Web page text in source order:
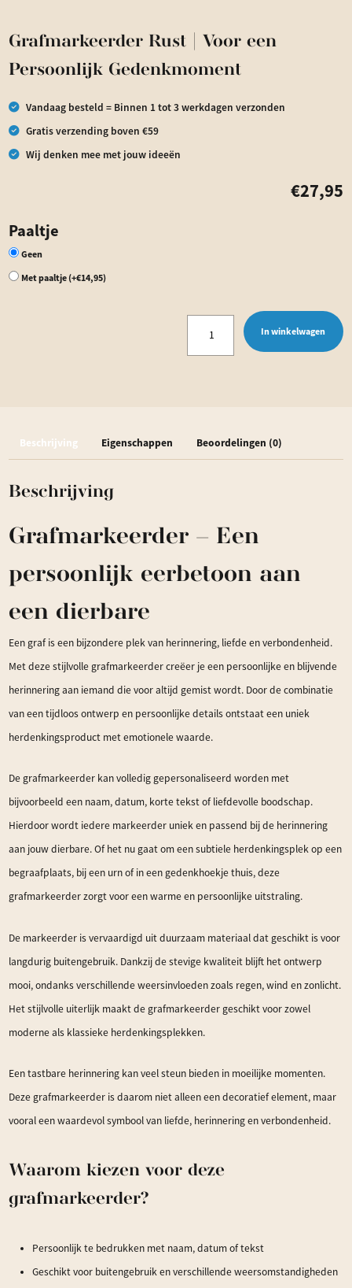
€27,95
Grafmarkeerder Rust | Voor een
Persoonlijk Gedenkmoment
Paaltje
Geen
Met paaltje(+€14,95)
Grafmarkeerder
Persoonlijk
aantal
In winkelwagen
Vandaag besteld = Binnen 1 tot 3 werkdagen verzonden
Gratis verzending boven €59
Wij denken mee met jouw ideeën
Beschrijving Eigenschappen Beoordelingen (0)
Beschrijving
Grafmarkeerder – Een
persoonlijk eerbetoon aan
een dierbare
Een graf is een bijzondere plek van herinnering, liefde en verbondenheid.
Met deze stijlvolle grafmarkeerder creëer je een persoonlijke en blijvende
herinnering aan iemand die voor altijd gemist wordt. Door de combinatie
van een tijdloos ontwerp en persoonlijke details ontstaat een uniek
herdenkingsproduct met emotionele waarde.
De grafmarkeerder kan volledig gepersonaliseerd worden met
bijvoorbeeld een naam, datum, korte tekst of liefdevolle boodschap.
Hierdoor wordt iedere markeerder uniek en passend bij de herinnering
aan jouw dierbare. Of het nu gaat om een subtiele herdenkingsplek op een
begraafplaats, bij een urn of in een gedenkhoekje thuis, deze
grafmarkeerder zorgt voor een warme en persoonlijke uitstraling.
De markeerder is vervaardigd uit duurzaam materiaal dat geschikt is voor
langdurig buitengebruik. Dankzij de stevige kwaliteit blijft het ontwerp
mooi, ondanks verschillende weersinvloeden zoals regen, wind en zonlicht.
Het stijlvolle uiterlijk maakt de grafmarkeerder geschikt voor zowel
moderne als klassieke herdenkingsplekken.
Een tastbare herinnering kan veel steun bieden in moeilijke momenten.
Deze grafmarkeerder is daarom niet alleen een decoratief element, maar
vooral een waardevol symbool van liefde, herinnering en verbondenheid.
Waarom kiezen voor deze
grafmarkeerder?
Persoonlijk te bedrukken met naam, datum of tekst
Geschikt voor buitengebruik en verschillende weersomstandigheden